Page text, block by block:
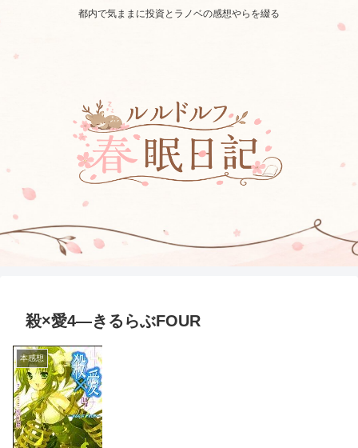
都内で気ままに投資とラノベの感想やらを綴る
殺×愛4―きるらぶFOUR
本感想